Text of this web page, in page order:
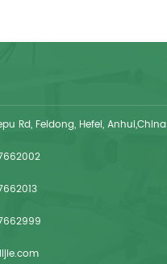
Rd, Feidong, Hefei, Anhui,China